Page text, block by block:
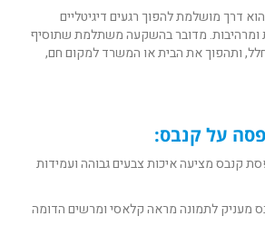
הוא דרך מושלמת להפוך רגעים דיגיטליים
ומרהיבות. מדובר בהשקעה משתלמת שתוסיף
חלל, ותהפוך את הבית או המשרד למקום חם,
על קנבס:
קנבס מציעה איכות צבעים גבוהה ועמידות
מעניק לתמונה מראה קלאסי ומרשים הדומה